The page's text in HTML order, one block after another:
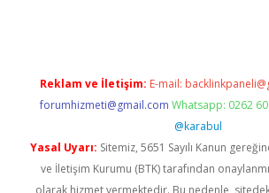
Reklam ve İletişim: E-mail:
forumhizmeti@gmail.com Whatsapp: 0262
@karabul
Yasal Uyarı: Sitemiz, 5651 Sayılı Kanun
ve İletişim Kurumu (BTK) tarafından
olarak hizmet vermektedir. Bu nedenle,